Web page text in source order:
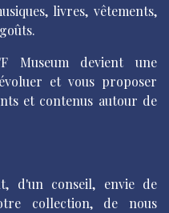
livres, vêtements,
Museum devient une
et vous proposer
et contenus autour de
d'un conseil, envie de
collection, de nous